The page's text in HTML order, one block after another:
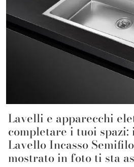
Lavelli e apparecchi
completare i tuoi
Lavello Incasso
mostrato in foto ti sta